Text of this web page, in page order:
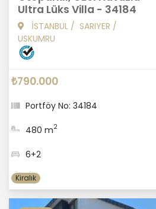
Ultra Lüks Villa - 34184
İSTANBUL / SARIYER /
USKUMRU
₺790.000
Portföy No: 34184
480 m2
6+2
Kiralık